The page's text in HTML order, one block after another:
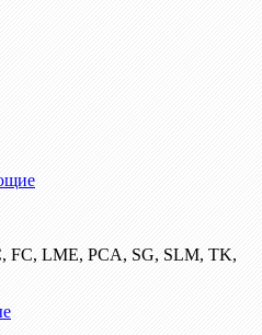
FC, LME, PCA, SG, SLM, TK,